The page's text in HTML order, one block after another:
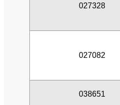
027328
027082
038651